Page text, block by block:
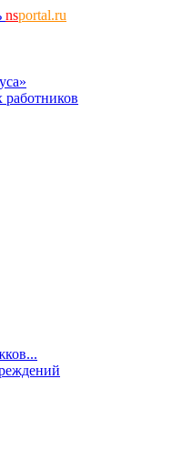
nsportal.ru
работников